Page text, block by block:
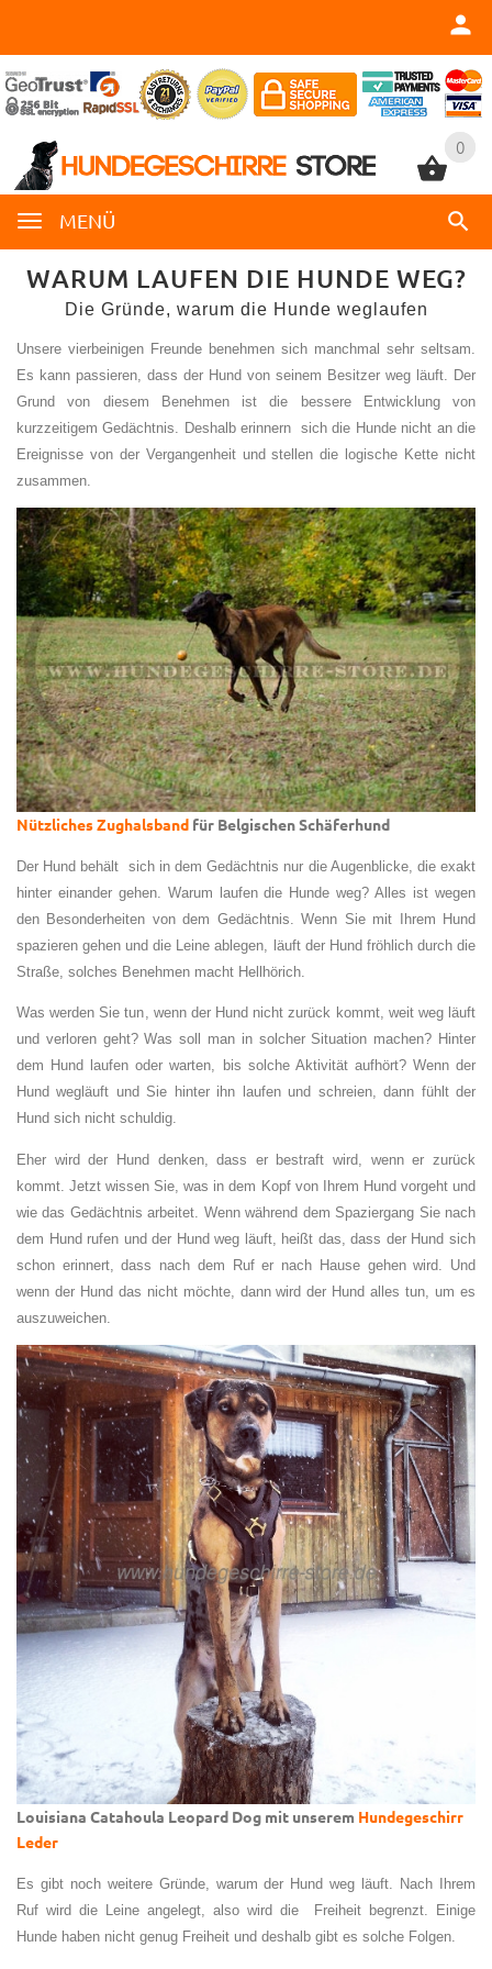
0
MENÜ
0
WARUM LAUFEN DIE HUNDE WEG?
Die Gründe, warum die Hunde weglaufen
Unsere vierbeinigen Freunde benehmen sich manchmal sehr seltsam.
Es kann passieren, dass der Hund von seinem Besitzer weg läuft. Der
Grund von diesem Benehmen ist die bessere Entwicklung von
kurzzeitigem Gedächtnis. Deshalb erinnern sich die Hunde nicht an die
Ereignisse von der Vergangenheit und stellen die logische Kette nicht
zusammen.
Nützliches Zughalsband für Belgischen Schäferhund
Der Hund behält sich in dem Gedächtnis nur die Augenblicke, die exakt
hinter einander gehen. Warum laufen die Hunde weg? Alles ist wegen
den Besonderheiten von dem Gedächtnis. Wenn Sie mit Ihrem Hund
spazieren gehen und die Leine ablegen, läuft der Hund fröhlich durch die
Straße, solches Benehmen macht Hellhörich.
Was werden Sie tun, wenn der Hund nicht zurück kommt, weit weg läuft
und verloren geht? Was soll man in solcher Situation machen? Hinter
dem Hund laufen oder warten, bis solche Aktivität aufhört? Wenn der
Hund wegläuft und Sie hinter ihn laufen und schreien, dann fühlt der
Hund sich nicht schuldig.
Eher wird der Hund denken, dass er bestraft wird, wenn er zurück
kommt. Jetzt wissen Sie, was in dem Kopf von Ihrem Hund vorgeht und
wie das Gedächtnis arbeitet. Wenn während dem Spaziergang Sie nach
dem Hund rufen und der Hund weg läuft, heißt das, dass der Hund sich
schon erinnert, dass nach dem Ruf er nach Hause gehen wird. Und
wenn der Hund das nicht möchte, dann wird der Hund alles tun, um es
auszuweichen.
Louisiana Catahoula Leopard Dog mit unserem Hundegeschirr
Leder
Es gibt noch weitere Gründe, warum der Hund weg läuft. Nach Ihrem
Ruf wird die Leine angelegt, also wird die Freiheit begrenzt. Einige
Hunde haben nicht genug Freiheit und deshalb gibt es solche Folgen.